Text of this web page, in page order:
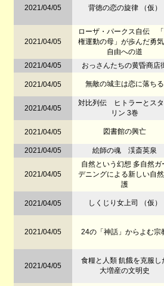
2021/04/05 背徳の恋の旋律 （仮）
2021/04/05
ローザ・パークス自伝
権運動の母」が歩んだ勇
自由への道
2021/04/05
おっさんたちの黄昏商店
2021/04/05 無敵の城主は恋に落ちる
2021/04/05
対比列伝 ヒトラーとス
リン 3巻
2021/04/05 図書館の興亡
2021/04/05 絵師の魂 渓斎英泉
2021/04/05
自然という幻想 多自然ガ
デニングによる新しい自
護
2021/04/05 しくじり女上司 （仮）
2021/04/05 24の「神話」からよむ宗
2021/04/05
食糧と人類 飢餓を克服し
大増産の文明史